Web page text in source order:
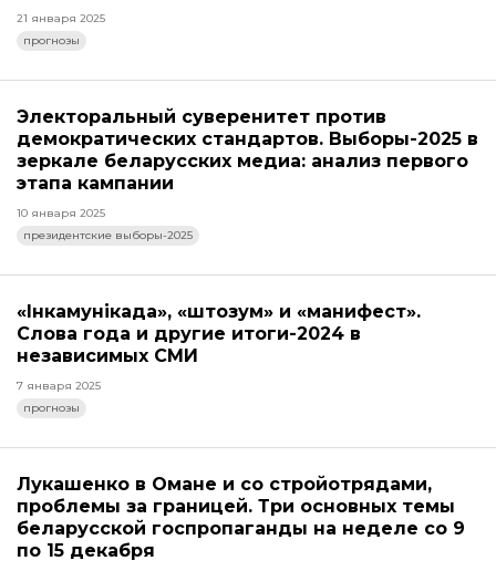
21 января 2025
прогнозы
Электоральный суверенитет против
демократических стандартов. Выборы-2025 в
зеркале беларусских медиа: анализ первого
этапа кампании
10 января 2025
президентские выборы-2025
«Інкамунікада», «штозум» и «манифест».
Слова года и другие итоги-2024 в
независимых СМИ
7 января 2025
прогнозы
Лукашенко в Омане и со стройотрядами,
проблемы за границей. Три основных темы
беларусской госпропаганды на неделе со 9
по 15 декабря